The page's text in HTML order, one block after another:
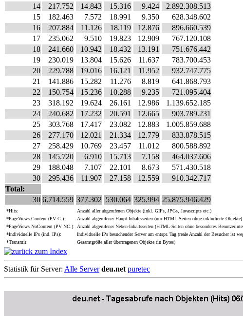
14
217.752
15
182.463
16
207.884
17
235.062
18
241.660
19
230.019
20
229.788
21
141.886
22
150.754
23
318.192
24
240.682
25
303.768
26
277.170
27
258.429
28
145.720
29
188.048
30
295.436
Total:
30 6.714.559
14.843
7.572
11.126
9.510
10.942
13.804
19.016
15.282
15.236
19.624
17.232
17.417
12.021
10.769
6.910
7.107
11.907
377.302
15.316
18.991
18.119
19.823
18.432
15.626
16.121
11.276
10.288
26.161
20.591
23.082
21.334
23.457
15.713
22.101
27.158
530.064
9.424
9.350
12.876
12.909
13.191
11.637
11.952
8.819
9.235
12.986
12.665
12.883
12.779
11.012
7.158
8.673
12.559
325.994
2.892.308.513
628.348.602
896.660.539
767.120.108
751.676.442
783.700.453
932.747.775
641.868.793
721.095.404
1.139.652.185
903.789.231
1.005.859.688
833.878.515
800.588.892
464.037.606
571.430.518
910.342.717
25.875.946.429
*Hits:
Anzahl aller abgerufenen Objekte (inkl. GIFs, JPGs, Javascripts etc.)
*PageViews Content (PV C.):
Anzahl abgerufener Haupt-Inhaltsseiten (nur HTML-Seiten ohne inkludierte Objekte)
*PageViews NoContent (PV NC.):
Anzahl abgerufener Neben-Inhaltsseiten (HTML-Seiten ohne besonderes
*Individuelle IPs (ind. IPs):
Individuelle IPs besuchender Server am entspr. Tag (reale Anzahl der Besucher ist
*Transmit:
Gesamtgröße aller übertragenen Objekte (in Bytes)
Statistik für Server: Alle Server deu.net puretec